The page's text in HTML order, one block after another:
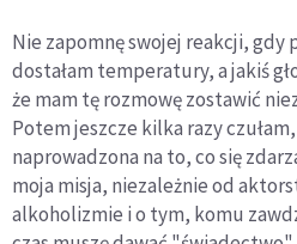
Nie zapomnę swojej reakcji, gdy
dostałam temperatury, a jakiś
że mam tę rozmowę zostawić
Potem jeszcze kilka razy
naprowadzona na to, co się
moja misja, niezależnie od
alkoholizmie i o tym, komu